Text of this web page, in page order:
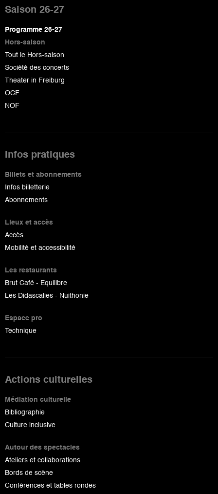
de
page
Saison 26-27
Programme 26-27
Hors-saison
Tout le Hors-saison
Société des concerts
Theater in Freiburg
OCF
NOF
Infos pratiques
Billets et abonnements
Infos billetterie
Abonnements
Lieux et accès
Accès
Mobilité et accessibilité
Les restaurants
Brut Café - Equilibre
Les Didascalies - Nuithonie
Espace pro
Technique
Actions culturelles
Médiation culturelle
Bibliographie
Culture inclusive
Autour des spectacles
Ateliers et collaborations
Bords de scène
Conférences et tables rondes